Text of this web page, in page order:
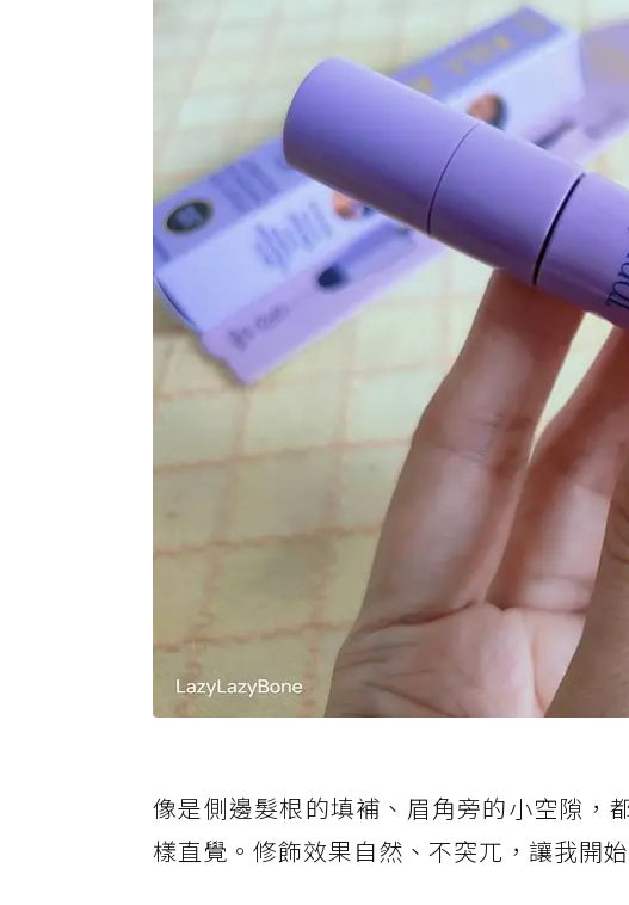
像是側邊髮根的填補、眉角旁的小空隙，
樣直覺。修飾效果自然、不突兀，讓我開